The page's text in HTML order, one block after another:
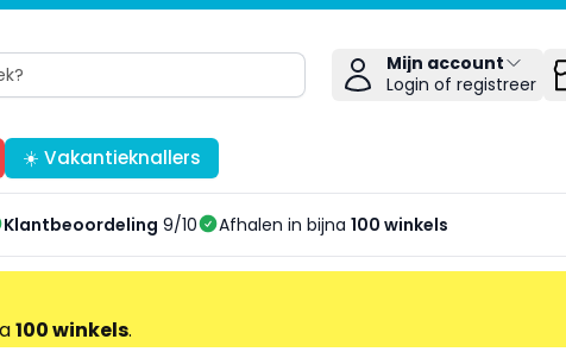
Mijn account
Login of registreer
☀️ Vakantieknallers
Klantbeoordeling 9/10 Afhalen in bijna 100 winkels
100 winkels.